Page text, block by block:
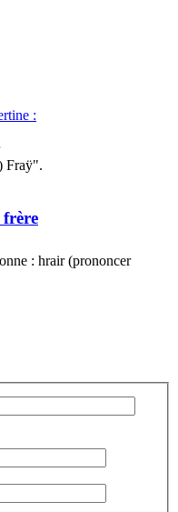
:
Fraÿ".
frère
: hrair (prononcer